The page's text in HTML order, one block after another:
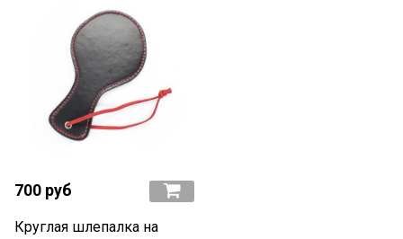
700 руб
Круглая шлепалка на